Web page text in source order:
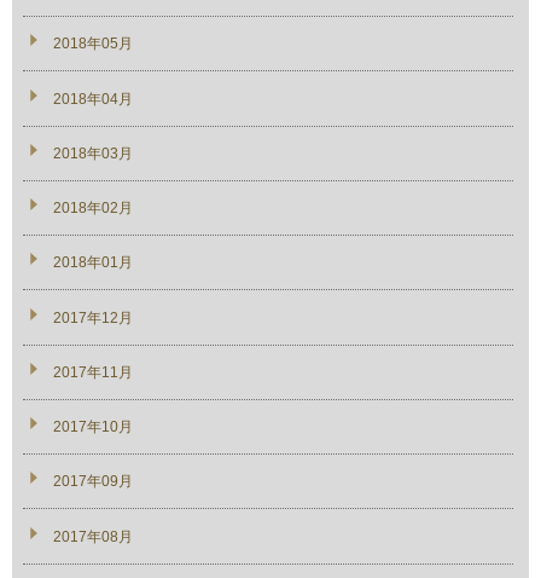
2018年05月
2018年04月
2018年03月
2018年02月
2018年01月
2017年12月
2017年11月
2017年10月
2017年09月
2017年08月